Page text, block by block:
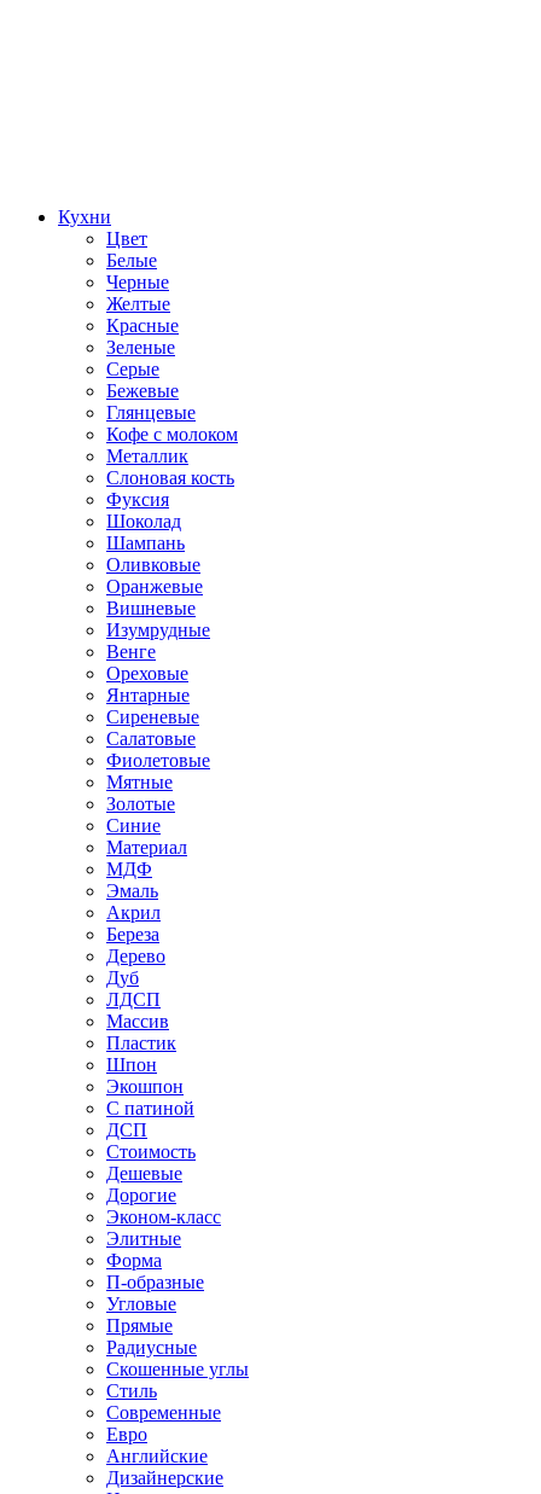
Кухни
Цвет
Белые
Черные
Желтые
Красные
Зеленые
Серые
Бежевые
Глянцевые
Кофе с молоком
Металлик
Слоновая кость
Фуксия
Шоколад
Шампань
Оливковые
Оранжевые
Вишневые
Изумрудные
Венге
Ореховые
Янтарные
Сиреневые
Салатовые
Фиолетовые
Мятные
Золотые
Синие
Материал
МДФ
Эмаль
Акрил
Береза
Дерево
Дуб
ЛДСП
Массив
Пластик
Шпон
Экошпон
С патиной
ДСП
Стоимость
Дешевые
Дорогие
Эконом-класс
Элитные
Форма
П-образные
Угловые
Прямые
Радиусные
Скошенные углы
Стиль
Современные
Евро
Английские
Дизайнерские